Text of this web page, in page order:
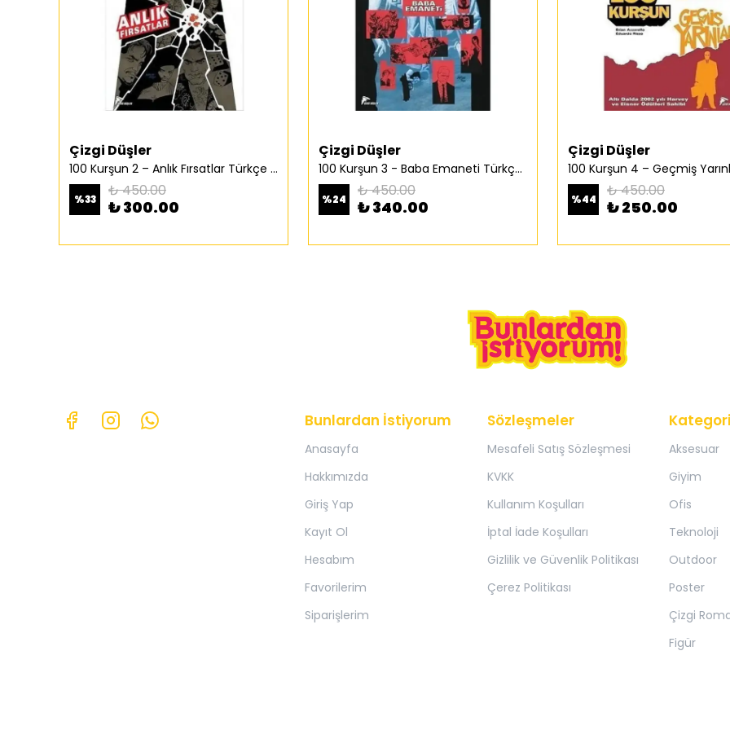
Çizgi Düşler
100 Kurşun 2 – Anlık Fırsatlar Türkçe Çizgi Roman
%33 ₺ 450.00
₺ 300.00
Çizgi Düşler
100 Kurşun 3 - Baba Emaneti Türkçe Çizgi Roman
%24 ₺ 450.00
₺ 340.00
Çizgi Düşler
%44 ₺ 450.00
₺ 250.00
Bunlardan İstiyorum
Anasayfa
Hakkımızda
Giriş Yap
Kayıt Ol
Hesabım
Favorilerim
Siparişlerim
Sözleşmeler
Mesafeli Satış Sözleşmesi
KVKK
Kullanım Koşulları
İptal İade Koşulları
Gizlilik ve Güvenlik Politikası
Çerez Politikası
Aksesuar
Giyim
Ofis
Teknoloji
Outdoor
Poster
Çizgi
Figür